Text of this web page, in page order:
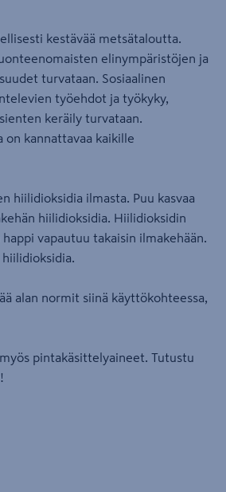
kestävää metsätaloutta.
elinympäristöjen ja
turvataan. Sosiaalinen
työehdot ja työkyky,
keräily turvataan.
kannattavaa kaikille
hiilidioksidia ilmasta. Puu kasvaa
hiilidioksidia. Hiilidioksidin
vapautuu takaisin ilmakehään.
alan normit siinä käyttökohteessa,
pintakäsittelyaineet. Tutustu